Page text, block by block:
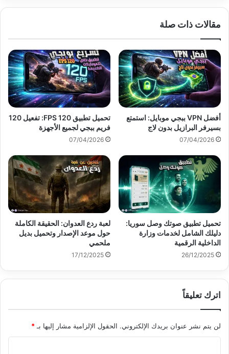
مقالات ذات صلة
أفضل VPN ببجي موبايل: استمتع
بسيرفر البرازيل بدون لاج
07/04/2026
تحميل تطبيق 120 FPS: تفعيل 120
فريم ببجي لجميع الأجهزة
07/04/2026
تحميل تطبيق صوتك وصل سوريا:
دليلك الشامل لخدمات وزارة
الداخلية الرقمية
26/12/2025
لعبة ردع العدوان: الحقيقة الكاملة
حول موعد الإصدار وتحميل بديل
ملحمي
17/12/2025
اترك تعليقاً
لن يتم نشر عنوان بريدك الإلكتروني. الحقول الإلزامية مشار إليها بـ *